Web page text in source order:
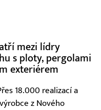
mezi lídry
s ploty, pergolami
exteriérem
18.000 realizací a
z Nového